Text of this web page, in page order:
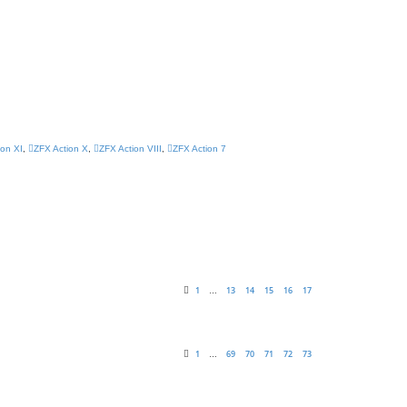
XI ZFX Action X ZFX Action VIII
ZFX Action 7
1 … 13 14 15 16 17
1 … 69 70 71 72 73